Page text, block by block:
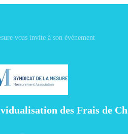
vous invite à son événement
des Frais de